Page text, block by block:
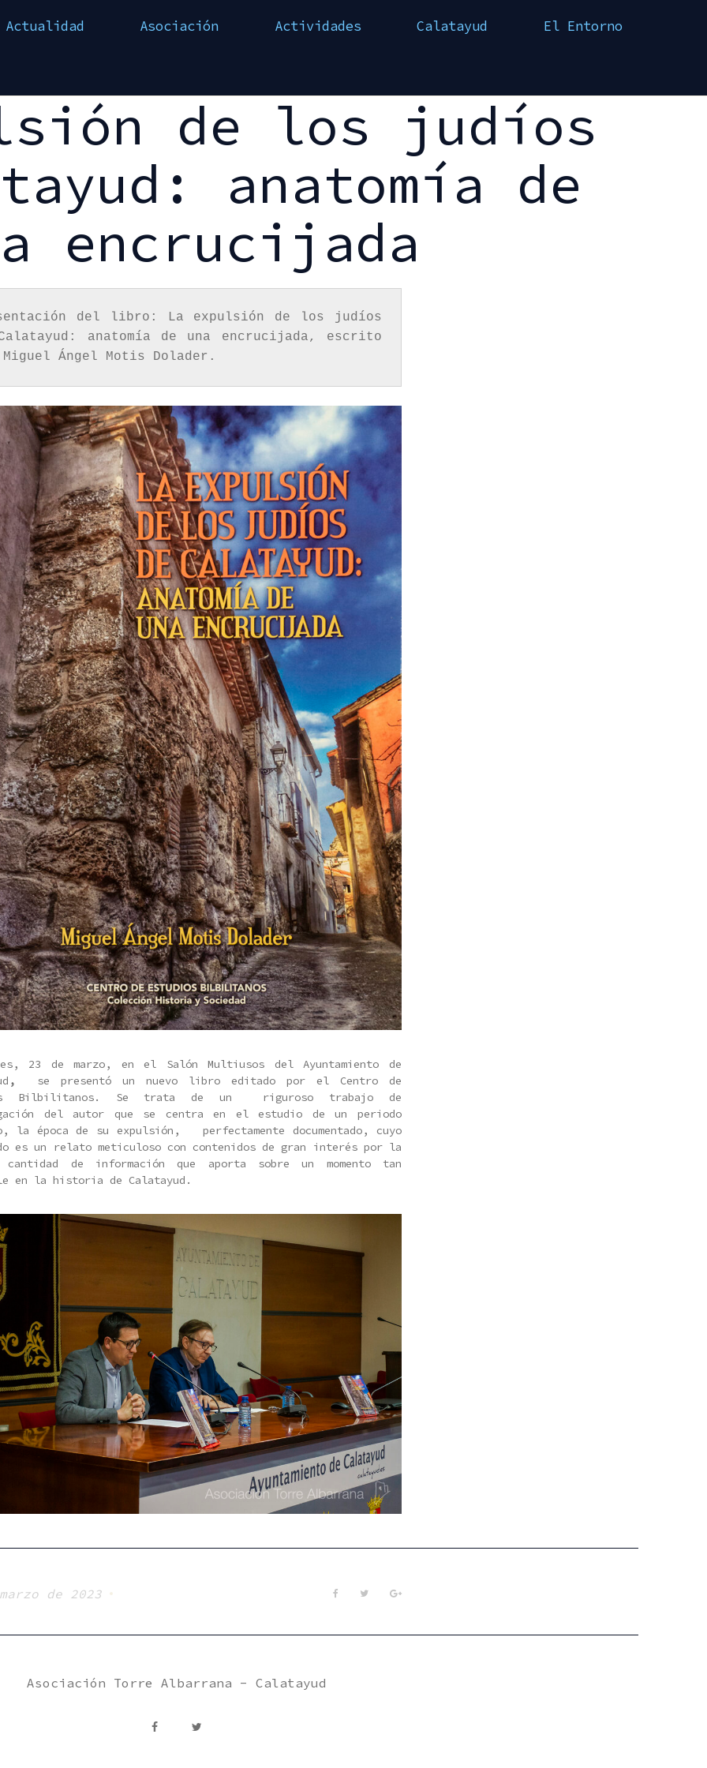
Actualidad Asociación Actividades Calatayud El Entorno
de los judíos
anatomía de
encrucijada
del libro: La expulsión de los judíos
anatomía de una encrucijada, escrito
Ángel Motis Dolader.
23 de marzo, en el Salón Multiusos del Ayuntamiento de
, se presentó un nuevo libro editado por el Centro de
Bilbilitanos. Se trata de un riguroso trabajo de
del autor que se centra en el estudio de un periodo
la época de su expulsión, perfectamente documentado, cuyo
es un relato meticuloso con contenidos de gran interés por la
cantidad de información que aporta sobre un momento tan
en la historia de Calatayud.
de 2023 FacebookTwitterGoogle+
Asociación Torre Albarrana - Calatayud